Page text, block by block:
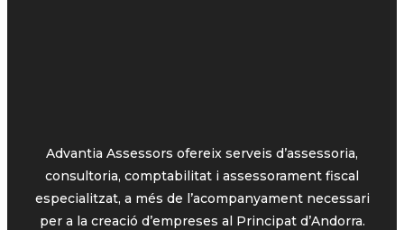
Advantia Assessors ofereix serveis d’assessoria,
consultoria, comptabilitat i assessorament fiscal
especialitzat, a més de l’acompanyament necessari
per a la creació d’empreses al Principat d’Andorra.